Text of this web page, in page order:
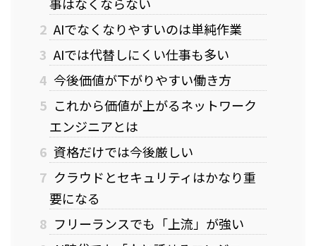
2 AIでなくなりやすいのは単純作業
3 AIでは代替しにくい仕事も多い
4 今後価値が下がりやすい働き方
5 これから価値が上がるネットワーク
エンジニアとは
6 資格だけでは今後厳しい
7 クラウドとセキュリティはかなり重
要になる
8 フリーランスでも「上流」が強い